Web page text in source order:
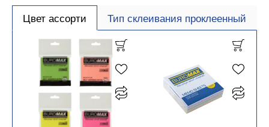
Цвет ассорти Тип склеивания проклеенный